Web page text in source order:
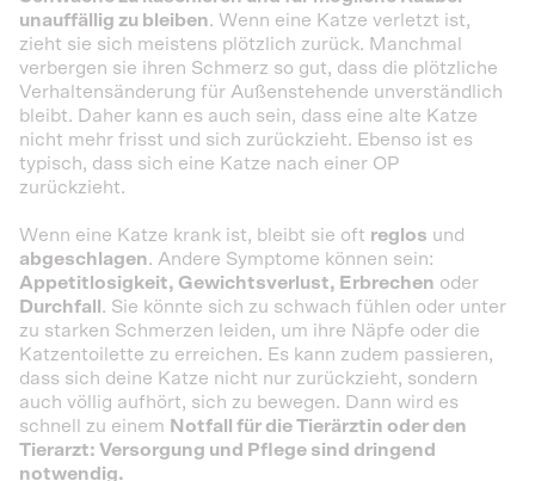
unauffällig zu bleiben. Wenn eine Katze verletzt ist,
zieht sie sich meistens plötzlich zurück. Manchmal
verbergen sie ihren Schmerz so gut, dass die plötzliche
Verhaltensänderung für Außenstehende unverständlich
bleibt. Daher kann es auch sein, dass eine alte Katze
nicht mehr frisst und sich zurückzieht. Ebenso ist es
typisch, dass sich eine Katze nach einer OP
zurückzieht.
Wenn eine Katze krank ist, bleibt sie oft reglos und
abgeschlagen. Andere Symptome können sein:
Appetitlosigkeit, Gewichtsverlust, Erbrechen oder
Durchfall. Sie könnte sich zu schwach fühlen oder unter
zu starken Schmerzen leiden, um ihre Näpfe oder die
Katzentoilette zu erreichen. Es kann zudem passieren,
dass sich deine Katze nicht nur zurückzieht, sondern
auch völlig aufhört, sich zu bewegen. Dann wird es
schnell zu einem Notfall für die Tierärztin oder den
Tierarzt: Versorgung und Pflege sind dringend
notwendig.